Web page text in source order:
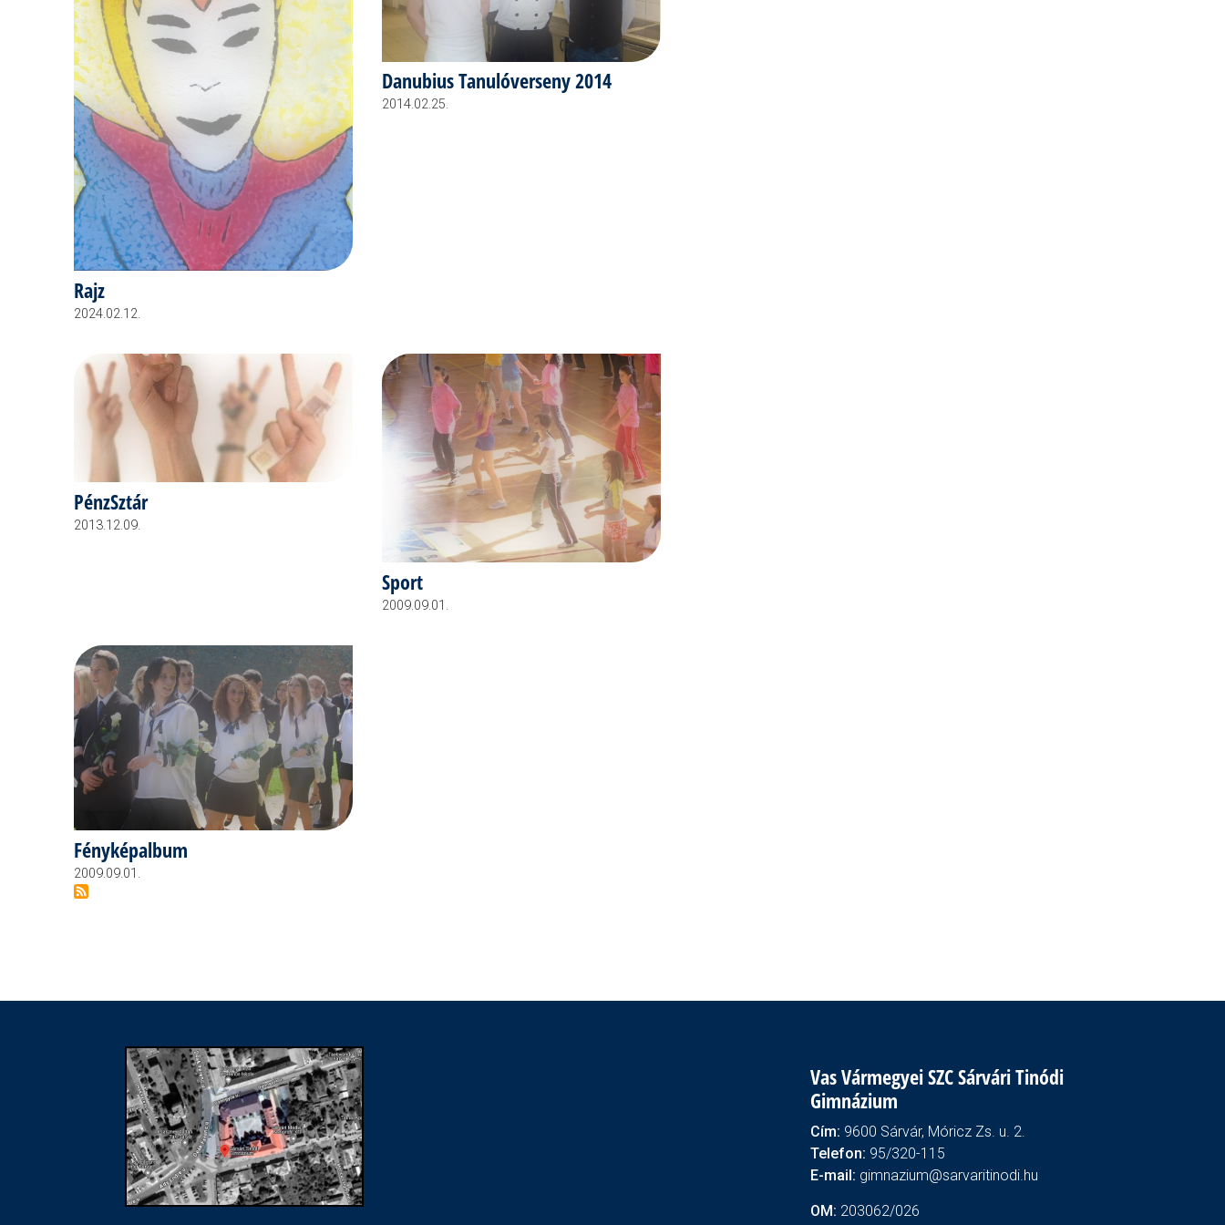
Rajz
2024.02.12.
Danubius Tanulóverseny 2014
2014.02.25.
PénzSztár
2013.12.09.
Sport
2009.09.01.
Fényképalbum
2009.09.01.
Vas Vármegyei SZC Sárvári Tinódi
Gimnázium
Cím: 9600 Sárvár, Móricz Zs. u. 2.
Telefon: 95/320-115
E-mail: gimnazium@sarvaritinodi.hu
OM: 203062/026